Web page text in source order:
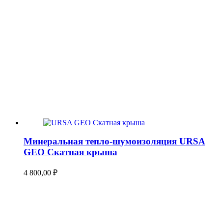
Минеральная тепло-шумоизоляция URSA
GEO Скатная крыша
4 800,00 ₽